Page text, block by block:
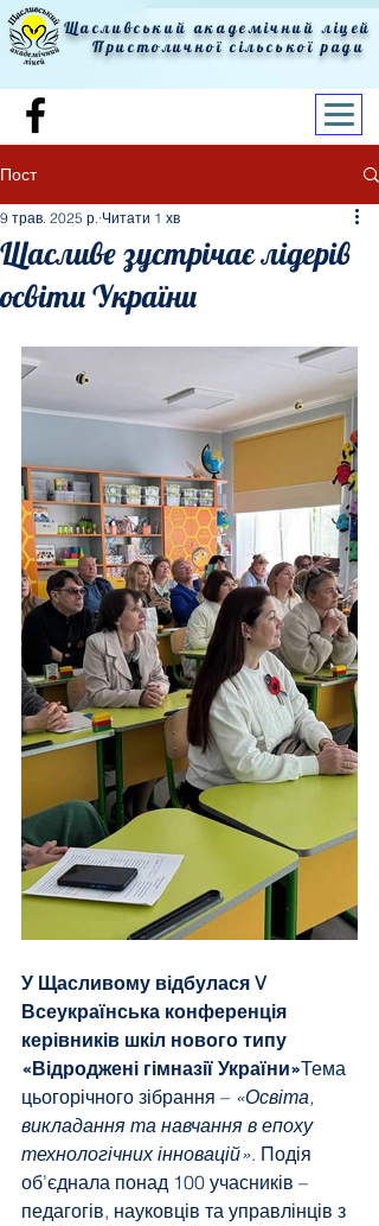
Щасливський академічний ліцей
Пристоличної сільської ради
Пост
Щасливе зустрічає лідерів
освіти України
9 трав. 2025 р. Читати 1 хв
У Щасливому відбулася V
Всеукраїнська конференція
керівників шкіл нового типу
«Відроджені гімназії України»Тема
цьогорічного зібрання – «Освіта,
викладання та навчання в епоху
технологічних інновацій». Подія
об’єднала понад 100 учасників –
педагогів, науковців та управлінців з